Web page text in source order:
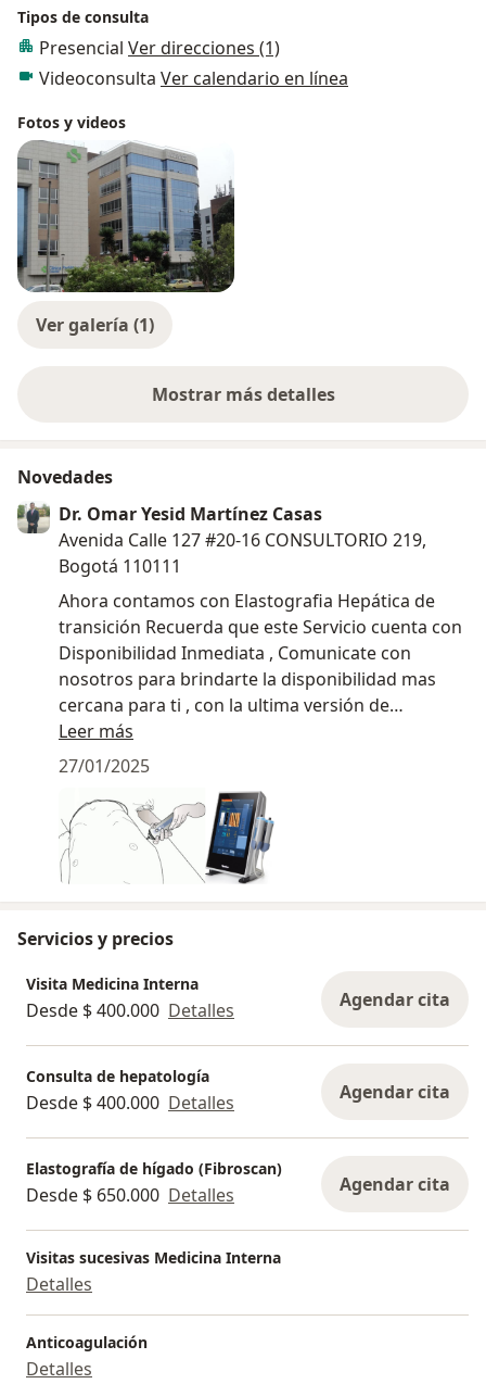
Tipos de consulta
Presencial Ver direcciones (1)
Videoconsulta Ver calendario en línea
Fotos y videos
Ver galería (1)
Mostrar más detalles
sobre la experiencia
Novedades
Dr. Omar Yesid Martínez Casas
Avenida Calle 127 #20-16 CONSULTORIO 219,
Bogotá 110111
Ahora contamos con Elastografia Hepática de
transición Recuerda que este Servicio cuenta con
Disponibilidad Inmediata , Comunicate con
nosotros para brindarte la disponibilidad mas
cercana para ti , con la ultima versión de
Fibroscan (630), además de Elastografia esplénica
para estratificación de riesgo de complicaciones
enfermedades avanzadas del hígado y vía biliar.
Agenda tu cita para esta herramienta diagnostica
Leer más
27/01/2025
Servicios y precios
Visita Medicina Interna
Desde $ 400.000 Detalles Agendar cita
Consulta de hepatología
Desde $ 400.000 Detalles Agendar cita
Elastografía de hígado (Fibroscan)
Desde $ 650.000 Detalles Agendar cita
Visitas sucesivas Medicina Interna
Detalles
Anticoagulación
Detalles